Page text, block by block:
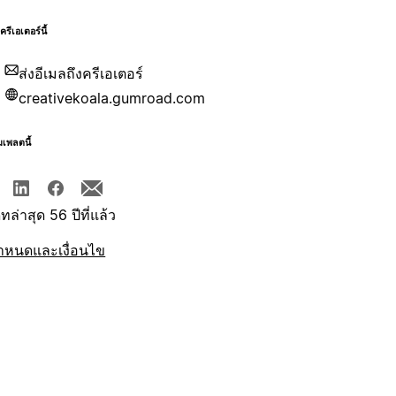
รีเอเตอร์นี้
ส่งอีเมลถึงครีเอเตอร์
creativekoala.gumroad.com
เพลตนี้
ทล่าสุด 56 ปีที่แล้ว
นดและเงื่อนไข